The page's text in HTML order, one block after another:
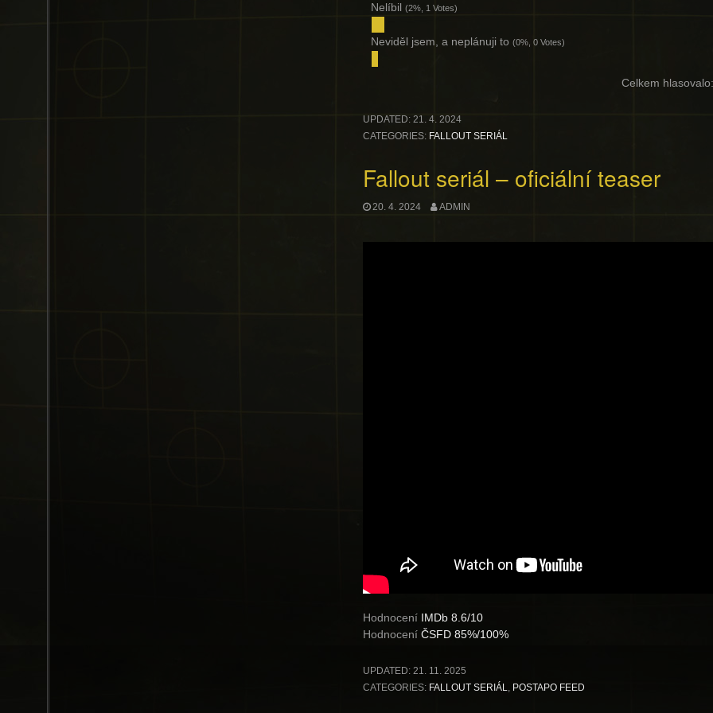
Nelíbil (2%, 1 Votes)
Neviděl jsem, a neplánuji to (0%, 0 Votes)
Celkem
UPDATED: 21. 4. 2024
CATEGORIES: FALLOUT SERIÁL
Fallout seriál – oficiální teaser
20. 4. 2024 ADMIN
Hodnocení IMDb 8.6/10
Hodnocení ČSFD 85%/100%
UPDATED: 21. 11. 2025
CATEGORIES: FALLOUT SERIÁL, POSTAPO FEED